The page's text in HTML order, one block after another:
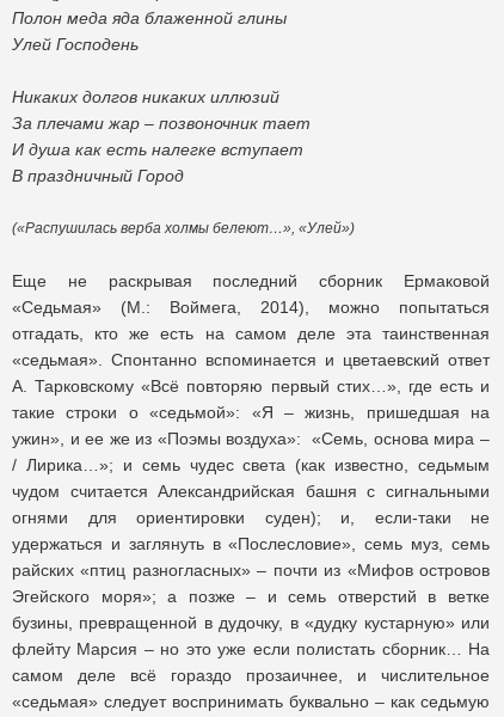
Полон меда яда блаженной глины
Улей Господень
Никаких долгов никаких иллюзий
За плечами жар – позвоночник тает
И душа как есть налегке вступает
В праздничный Город
(«Распушилась верба холмы белеют…», «Улей»)
Еще не раскрывая последний сборник Ермаковой
«Седьмая» (М.: Воймега, 2014), можно попытаться
отгадать, кто же есть на самом деле эта таинственная
«седьмая». Спонтанно вспоминается и цветаевский ответ
А. Тарковскому «Всё повторяю первый стих…», где есть и
такие строки о «седьмой»: «Я – жизнь, пришедшая на
ужин», и ее же из «Поэмы воздуха»: «Семь, основа мира –
/ Лирика…»; и семь чудес света (как известно, седьмым
чудом считается Александрийская башня с сигнальными
огнями для ориентировки суден); и, если-таки не
удержаться и заглянуть в «Послесловие», семь муз, семь
райских «птиц разногласных» – почти из «Мифов островов
Эгейского моря»; а позже – и семь отверстий в ветке
бузины, превращенной в дудочку, в «дудку кустарную» или
флейту Марсия – но это уже если полистать сборник… На
самом деле всё гораздо прозаичнее, и числительное
«седьмая» следует воспринимать буквально – как седьмую